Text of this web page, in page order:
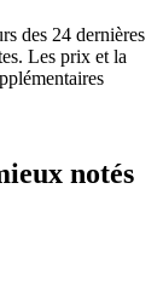
des 24 dernières
Les prix et la
notés